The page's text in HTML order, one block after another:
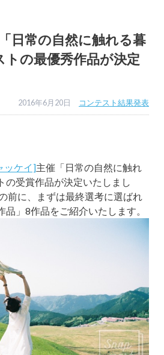
日常の自然に触れる暮
トの最優秀作品が決定
2016年6月20日 コンテスト結果発表
ッケイ]主催「日常の自然に触れ
の受賞作品が決定いたしまし
前に、まずは最終選考に選ばれ
品」8作品をご紹介いたします。